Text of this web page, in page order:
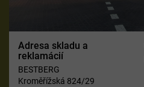
Adresa skladu a
reklamácií
BESTBERG
Kroměřížská 824/29